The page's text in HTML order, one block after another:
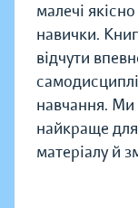
малечі
навички.
відчути
навчання.
найкраще
матеріалу й